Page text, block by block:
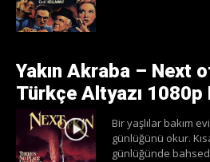
Yakın Akraba – Next
Türkçe Altyazı 1080p
Bir yaşlılar bakım
günlüğünü okur.
günlüğünde